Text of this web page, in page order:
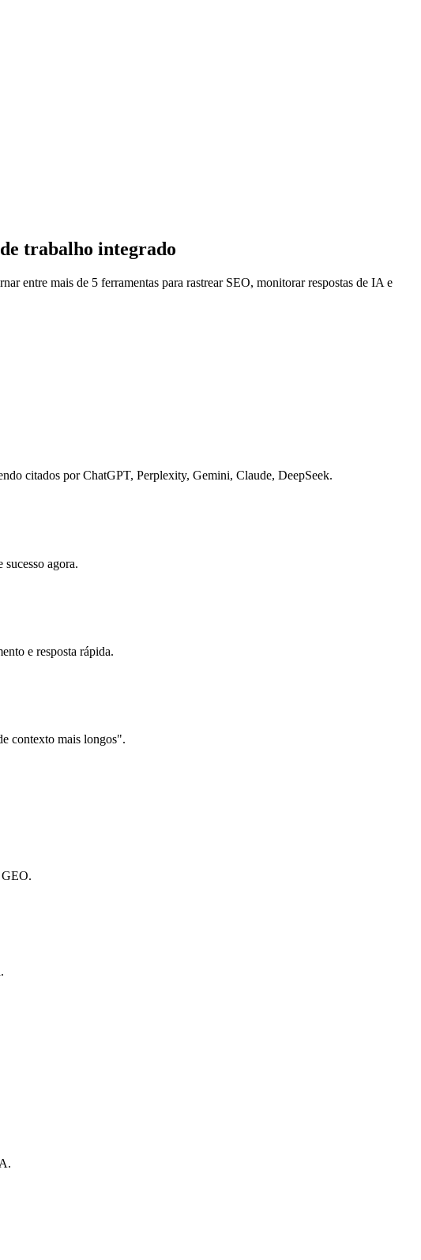
trabalho integrado
entre mais de 5 ferramentas para rastrear SEO, monitorar respostas de IA e
citados por ChatGPT, Perplexity, Gemini, Claude, DeepSeek.
sucesso agora.
e resposta rápida.
contexto mais longos".
GEO.